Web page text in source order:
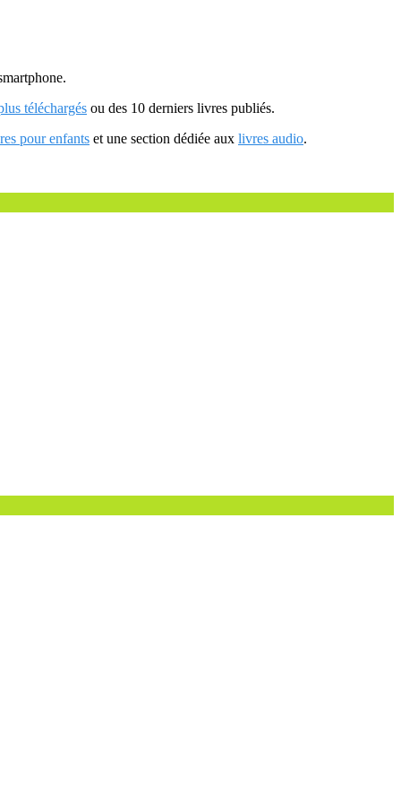
téléchargés ou des 10 derniers livres publiés.
pour enfants et une section dédiée aux livres audio.